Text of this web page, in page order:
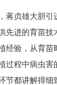
蒋贞雄大胆
先进的育苗技
经验，从育苗
过程中病虫害
节都讲解得细